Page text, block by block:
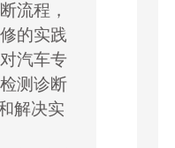
流程，
的实践
汽车专
测诊断
解决实